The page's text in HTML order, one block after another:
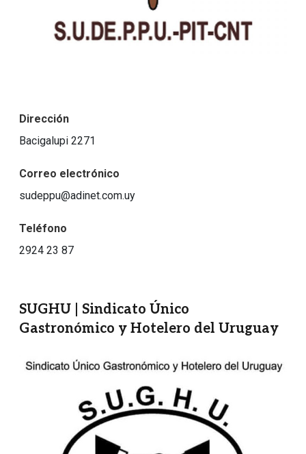
Dirección
Bacigalupi 2271
Correo electrónico
sudeppu@adinet.com.uy
Teléfono
2924 23 87
SUGHU | Sindicato Único
Gastronómico y Hotelero del Uruguay
Imagen